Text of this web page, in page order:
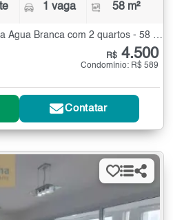
1 vaga 58 m²
R$ 4.500
Condomínio: R$ 589
Contatar